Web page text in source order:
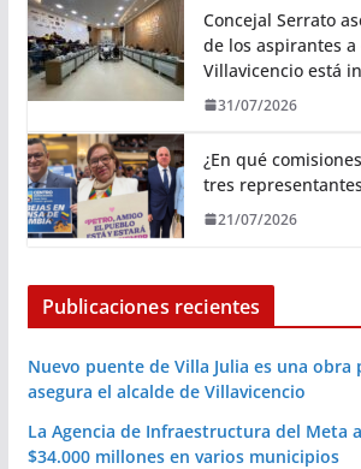
Concejal Serrato
de los aspirantes
Villavicencio está
31/07/2026
¿En qué
tres
21/07/2026
Publicaciones recientes
Nuevo puente de Villa Julia es una obra
asegura el alcalde de Villavicencio
La Agencia de Infraestructura del Meta
$34.000 millones en varios municipios